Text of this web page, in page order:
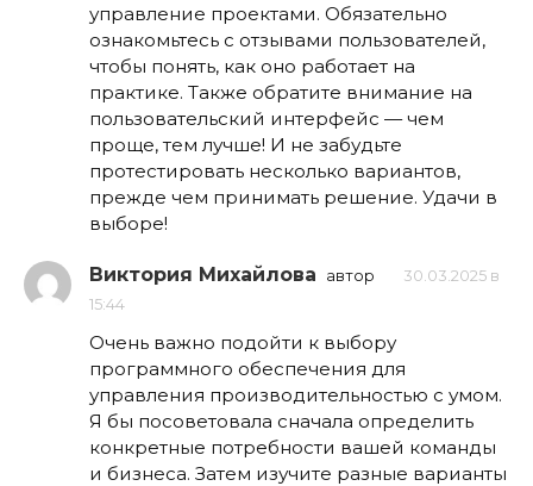
управление проектами. Обязательно
ознакомьтесь с отзывами пользователей,
чтобы понять, как оно работает на
практике. Также обратите внимание на
пользовательский интерфейс — чем
проще, тем лучше! И не забудьте
протестировать несколько вариантов,
прежде чем принимать решение. Удачи в
выборе!
Виктория Михайлова автор
30.03.2025 в
15:44
Очень важно подойти к выбору
программного обеспечения для
управления производительностью с умом.
Я бы посоветовала сначала определить
конкретные потребности вашей команды
и бизнеса. Затем изучите разные варианты